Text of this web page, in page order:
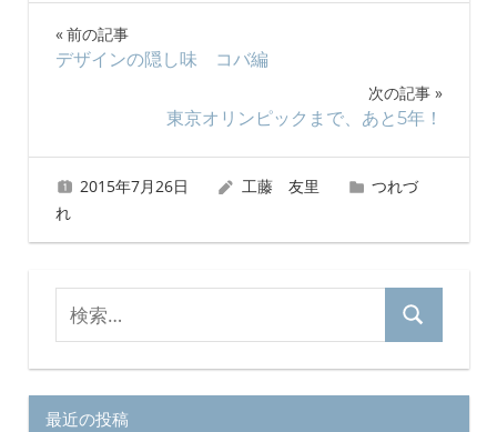
投
ビ
ゲ
ー
シ
ョ
ン
前の記事
デザインの隠し味 コバ編
次の記事
東京オリンピックまで、あと5年！
2015年7月26日 工藤 友里
つれづ
れ
対
象:
検
最近の投稿